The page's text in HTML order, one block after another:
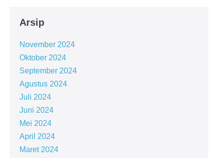
Arsip
November 2024
Oktober 2024
September 2024
Agustus 2024
Juli 2024
Juni 2024
Mei 2024
April 2024
Maret 2024